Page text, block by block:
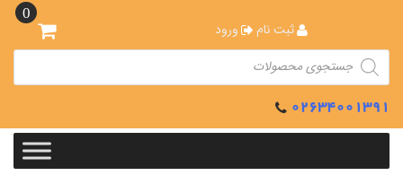
content
0
ثبت نام
ورود
Products
search
02634001391